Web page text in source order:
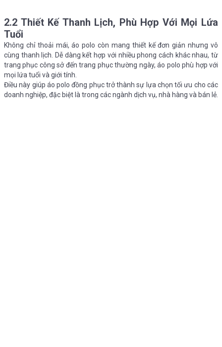
2.2 Thiết Kế Thanh Lịch, Phù Hợp Với Mọi Lứa
Tuổi
Không chỉ thoải mái, áo polo còn mang thiết kế đơn giản nhưng vô
cùng thanh lịch. Dễ dàng kết hợp với nhiều phong cách khác nhau, từ
trang phục công sở đến trang phục thường ngày, áo polo phù hợp với
mọi lứa tuổi và giới tính.
Điều này giúp áo polo đồng phục trở thành sự lựa chọn tối ưu cho các
doanh nghiệp, đặc biệt là trong các ngành dịch vụ, nhà hàng và bán lẻ.